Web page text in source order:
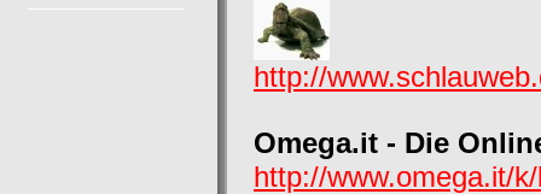
http://
Omega.it - Die
http://www.omega.it/